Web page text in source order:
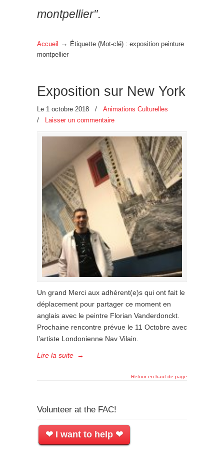
montpellier".
Accueil →
Étiquette (Mot-clé) : exposition peinture
montpellier
Exposition sur New York
Le 1 octobre 2018 /
Animations Culturelles
/
Laisser un commentaire
Un grand Merci aux adhérent(e)s qui ont fait le
déplacement pour partager ce moment en
anglais avec le peintre Florian Vanderdonckt.
Prochaine rencontre prévue le 11 Octobre avec
l’artiste Londonienne Nav Vilain.
Lire la suite →
Retour en haut de page
Volunteer at the FAC!
❤ I want to help ❤